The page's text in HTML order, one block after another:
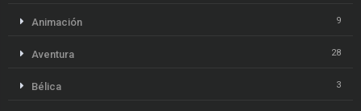
Animación 9
Aventura 28
Bélica 3